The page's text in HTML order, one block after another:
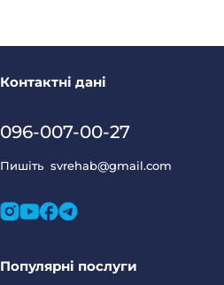
Популярні послуги
Контактні дані
096-007-00-27
Пишітьsvrehab@gmail.com